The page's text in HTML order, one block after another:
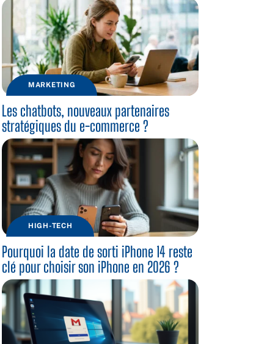
MARKETING
Les chatbots, nouveaux partenaires
stratégiques du e-commerce ?
HIGH-TECH
Pourquoi la date de sorti iPhone 14 reste
clé pour choisir son iPhone en 2026 ?